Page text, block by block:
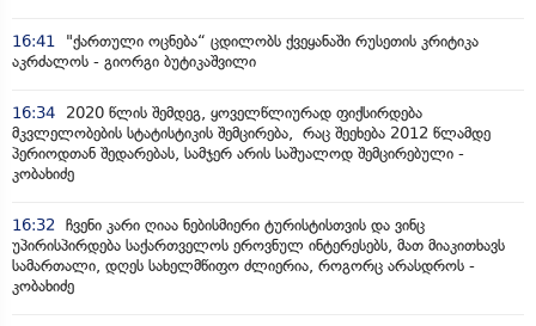
16:41
"ქართული ოცნება“ ცდილობს ქვეყანაში რუსეთის კრიტიკა
აკრძალოს - გიორგი ბუტიკაშვილი
16:34
2020 წლის შემდეგ, ყოველწლიურად ფიქსირდება
მკვლელობების სტატისტიკის შემცირება, რაც შეეხება 2012 წლამდე
პერიოდთან შედარებას, სამჯერ არის საშუალოდ შემცირებული -
კობახიძე
16:32
ჩვენი კარი ღიაა ნებისმიერი ტურისტისთვის და ვინც
უპირისპირდება საქართველოს ეროვნულ ინტერესებს, მათ მიაკითხავს
სამართალი, დღეს სახელმწიფო ძლიერია, როგორც არასდროს -
კობახიძე